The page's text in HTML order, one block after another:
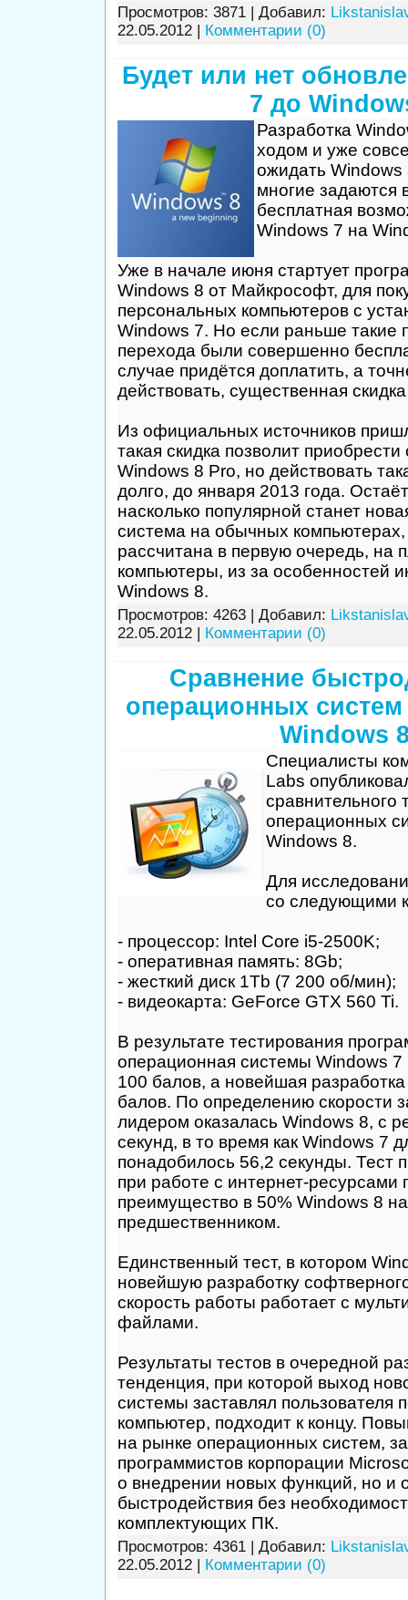
Просмотров: 3871 | Добавил:
22.05.2012| Комментарии (0)
Будет или нет
7 до
Разработка
ходом и уже
ожидать Windows
многие задаются
бесплатная
Windows 7 на
Уже в начале июня стартует
Windows 8 от Майкрософт, для
персональных компьютеров с
Windows 7. Но если раньше такие
перехода были совершенно
случае придётся доплатить, а
действовать, существенная
Из официальных источников
такая скидка позволит
Windows 8 Pro, но действовать
долго, до января 2013 года.
насколько популярной станет
система на обычных компьютерах,
рассчитана в первую очередь, на
компьютеры, из за особенностей
Windows 8.
Просмотров: 4263 | Добавил:
22.05.2012| Комментарии (0)
Сравнение
операционных
Windows
Специалисты
Labs
сравнительного
операционных
Windows 8.
Для
со следующими
- процессор: Intel Core i5-2500K;
- оперативная память: 8Gb;
- жесткий диск 1Tb (7 200 об/мин);
- видеокарта: GeForce GTX 560 Ti.
В результате тестирования
операционная системы Windows 7
100 балов, а новейшая
балов. По определению скорости
лидером оказалась Windows 8, с
секунд, в то время как Windows 7
понадобилось 56,2 секунды. Тест
при работе с интернет-ресурсами
преимущество в 50% Windows 8
предшественником.
Единственный тест, в котором
новейшую разработку
скорость работы работает с
файлами.
Результаты тестов в очередной
тенденция, при которой выход
системы заставлял пользователя
компьютер, подходит к концу.
на рынке операционных систем,
программистов корпорации
о внедрении новых функций, но и
быстродействия без
комплектующих ПК.
Просмотров: 4361 | Добавил:
22.05.2012| Комментарии (0)